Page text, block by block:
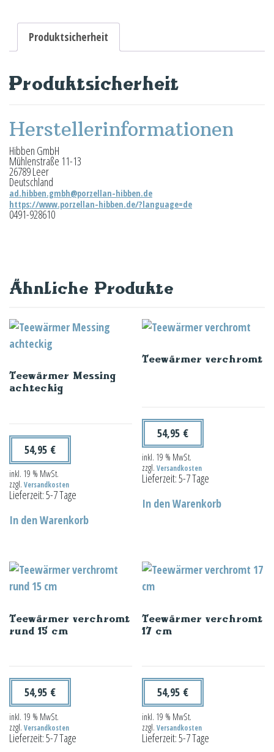
Produktsicherheit
Produktsicherheit
Herstellerinformationen
Hibben GmbH
Mühlenstraße 11-13
26789 Leer
Deutschland
ad.hibben.gmbh@porzellan-hibben.de
https://www.porzellan-hibben.de/?language=de
0491-928610
Ähnliche Produkte
Teewärmer Messing
achteckig
54,95 €
inkl. 19 % MwSt.
zzgl. Versandkosten
Lieferzeit:5-7 Tage
In den Warenkorb
Teewärmer verchromt
54,95 €
inkl. 19 % MwSt.
zzgl.Versandkosten
Lieferzeit:5-7 Tage
In den Warenkorb
Teewärmer verchromt
rund 15 cm
54,95 €
inkl. 19 % MwSt.
zzgl. Versandkosten
Lieferzeit:5-7 Tage
Teewärmer verchromt
17 cm
54,95 €
inkl. 19 % MwSt.
zzgl.Versandkosten
Lieferzeit:5-7 Tage